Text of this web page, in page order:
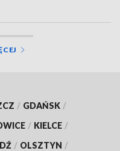
/ GDAŃSK /
/ KIELCE /
/ OLSZTYN /